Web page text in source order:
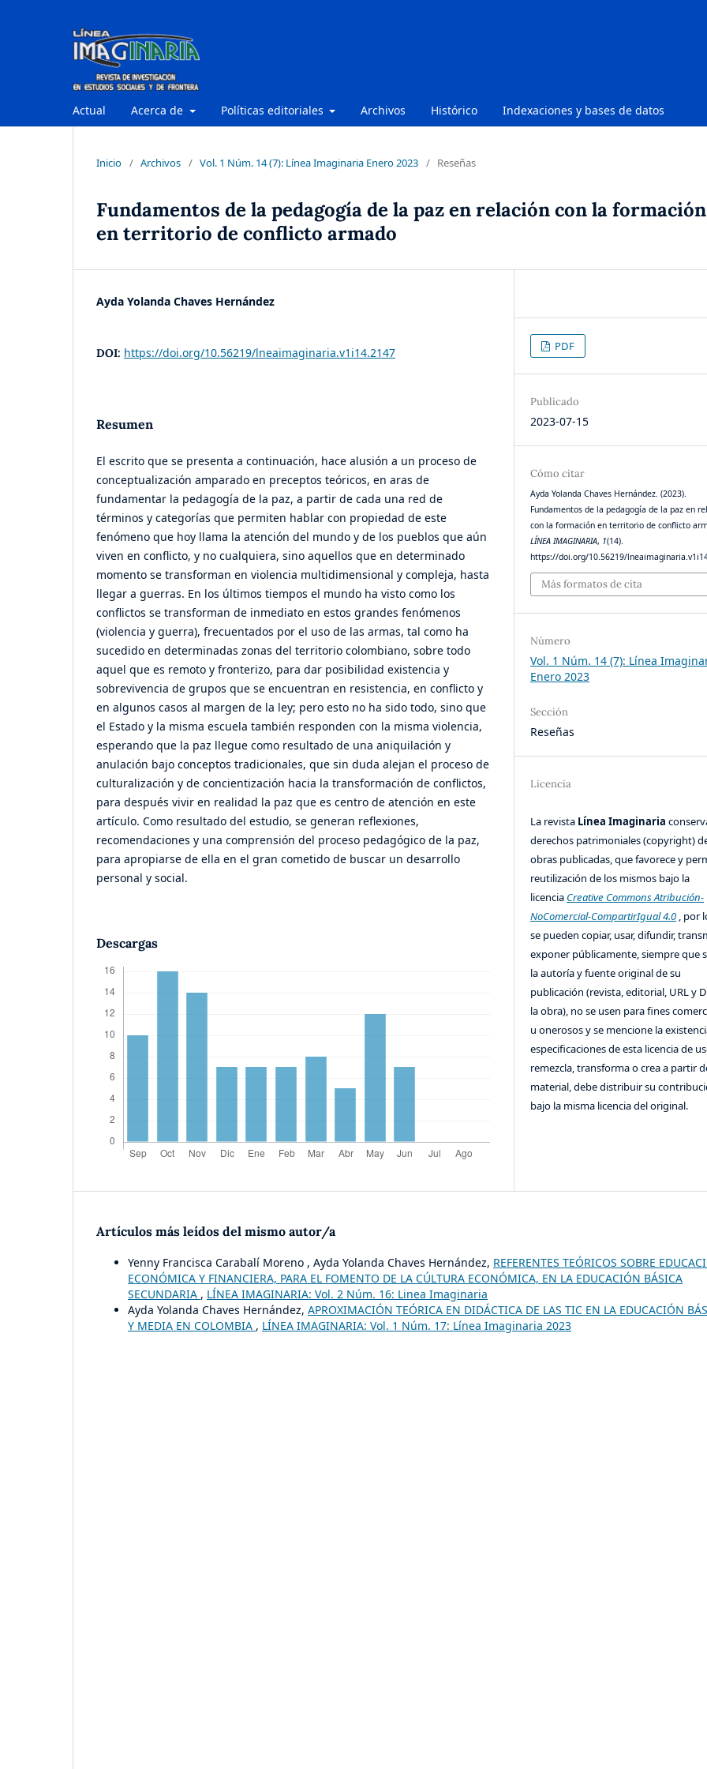
Actual Acerca de Políticas editoriales Archivos Histórico Indexaciones y bases de datos
Inicio / Archivos / Vol. 1 Núm. 14 (7): Línea Imaginaria Enero 2023 / Reseñas
Fundamentos de la pedagogía de la paz en relación con la formación
en territorio de conflicto armado
Ayda Yolanda Chaves Hernández
DOI: https://doi.org/10.56219/lneaimaginaria.v1i14.2147
Resumen
El escrito que se presenta a continuación, hace alusión a un proceso de
conceptualización amparado en preceptos teóricos, en aras de
fundamentar la pedagogía de la paz, a partir de cada una red de
términos y categorías que permiten hablar con propiedad de este
fenómeno que hoy llama la atención del mundo y de los pueblos que aún
viven en conflicto, y no cualquiera, sino aquellos que en determinado
momento se transforman en violencia multidimensional y compleja, hasta
llegar a guerras. En los últimos tiempos el mundo ha visto como los
conflictos se transforman de inmediato en estos grandes fenómenos
(violencia y guerra), frecuentados por el uso de las armas, tal como ha
sucedido en determinadas zonas del territorio colombiano, sobre todo
aquel que es remoto y fronterizo, para dar posibilidad existencia y
sobrevivencia de grupos que se encuentran en resistencia, en conflicto y
en algunos casos al margen de la ley; pero esto no ha sido todo, sino que
el Estado y la misma escuela también responden con la misma violencia,
esperando que la paz llegue como resultado de una aniquilación y
anulación bajo conceptos tradicionales, que sin duda alejan el proceso de
culturalización y de concientización hacia la transformación de conflictos,
para después vivir en realidad la paz que es centro de atención en este
artículo. Como resultado del estudio, se generan reflexiones,
recomendaciones y una comprensión del proceso pedagógico de la paz,
para apropiarse de ella en el gran cometido de buscar un desarrollo
personal y social.
Descargas
PDF
Publicado
2023-07-15
Cómo citar
Ayda Yolanda Chaves Hernández. (2023).
Fundamentos de la pedagogía de la paz en
con la formación en territorio de conflicto
LÍNEA IMAGINARIA, 1(14).
https://doi.org/10.56219/
Más formatos de cita
Número
Vol. 1 Núm. 14 (7): Línea
Enero 2023
Sección
Reseñas
Licencia
La revista Línea Imaginaria
derechos patrimoniales (copyright)
obras publicadas, que favorece y
reutilización de los mismos bajo la
licencia Creative Commons Atribución-
NoComercial-CompartirIgual 4.0 , por
se pueden copiar, usar, difundir,
exponer públicamente, siempre que
la autoría y fuente original de su
publicación (revista, editorial, URL y
la obra), no se usen para fines
u onerosos y se mencione la
especificaciones de esta licencia de
remezcla, transforma o crea a partir
material, debe distribuir su
bajo la misma licencia del original.
Artículos más leídos del mismo autor/a
Yenny Francisca Carabalí Moreno , Ayda Yolanda Chaves Hernández, REFERENTES TEÓRICOS SOBRE
ECONÓMICA Y FINANCIERA, PARA EL FOMENTO DE LA CÚLTURA ECONÓMICA, EN LA EDUCACIÓN BÁSICA
SECUNDARIA , LÍNEA IMAGINARIA: Vol. 2 Núm. 16: Linea Imaginaria
Ayda Yolanda Chaves Hernández, APROXIMACIÓN TEÓRICA EN DIDÁCTICA DE LAS TIC EN LA EDUCACIÓN
Y MEDIA EN COLOMBIA , LÍNEA IMAGINARIA: Vol. 1 Núm. 17: Línea Imaginaria 2023